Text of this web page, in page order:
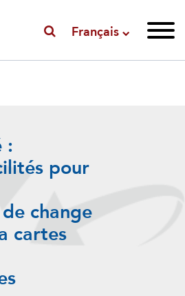
Français
:
pour
change
cartes